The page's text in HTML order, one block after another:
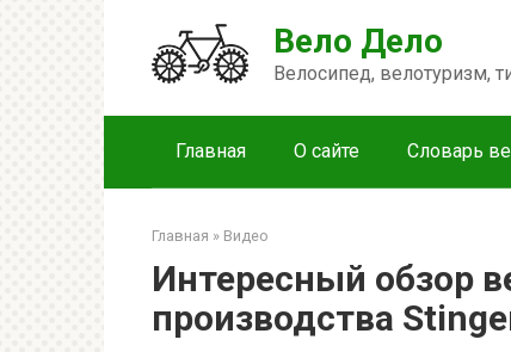
Вело Дело
Велосипед, велотуризм,
Главная О сайте Словарь
Главная » Видео
Интересный обзор
производства